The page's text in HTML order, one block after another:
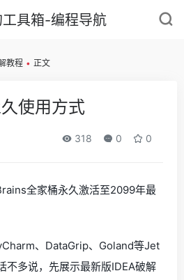
教程 • 正文
使用方式
318 0 0
全家桶永久激活至2099年最
、DataGrip、Goland等Jet
不多说，先展示最新版IDEA破解